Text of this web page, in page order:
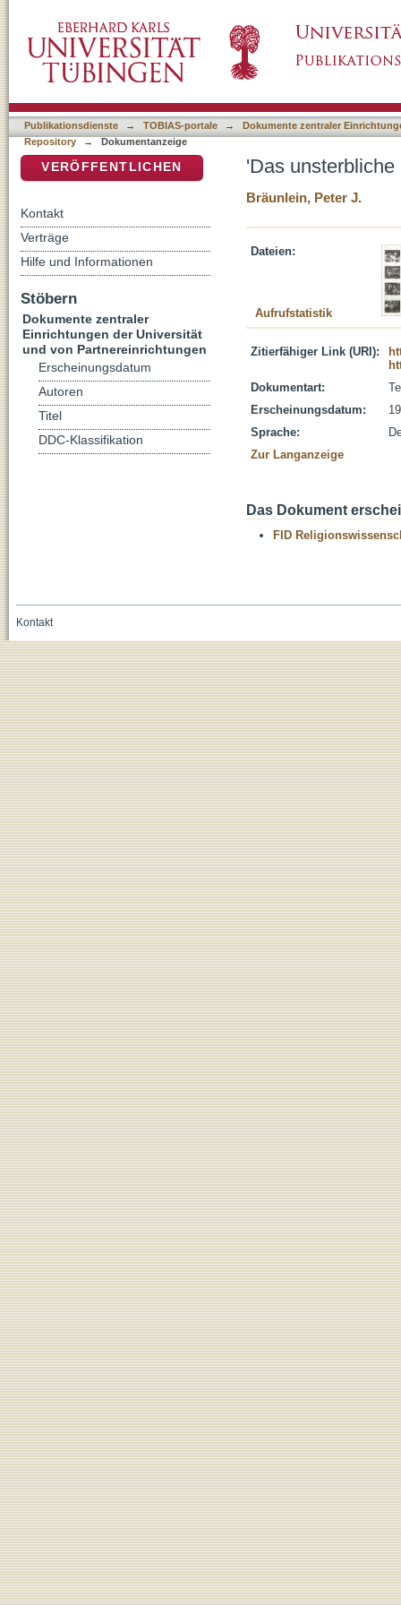
Publikationsdienste → TOBIAS-portale →
Dokumente zentraler
Repository
→ Dokumentanzeige
'Das unsterbliche
Bräunlein, Peter J.
Dateien:
Aufrufstatistik
Zitierfähiger Link (URI):
Dokumentart:
Erscheinungsdatum:
Sprache:
Zur Langanzeige
Das Dokument
FID
VERÖFFENTLICHEN
Kontakt
Verträge
Hilfe und Informationen
Stöbern
Dokumente zentraler
Einrichtungen der Universität
und von Partnereinrichtungen
Erscheinungsdatum
Autoren
Titel
DDC-Klassifikation
Kontakt